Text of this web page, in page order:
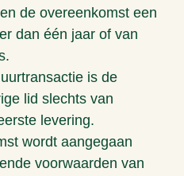
de overeenkomst een
dan één jaar of van
is de
lid slechts van
levering.
wordt aangegaan
voorwaarden van